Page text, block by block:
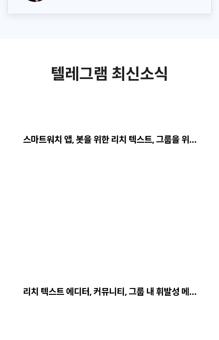
텔레그램 최신소식
스마트워치 앱, 봇을 위한 리치 텍스트, 그룹을 위…
리치 텍스트 에디터, 커뮤니티, 그룹 내 휘발성 메…